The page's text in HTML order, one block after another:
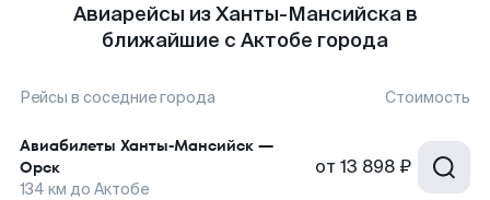
Авиарейсы из Ханты-Мансийска в
ближайшие с Актобе города
Рейсы в соседние города Стоимость
Авиабилеты Ханты-Мансийск —
Орск
134 км до Актобе
от 13 898 ₽